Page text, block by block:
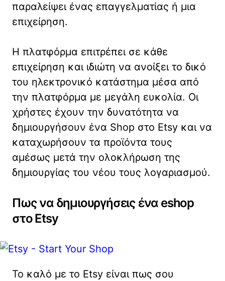
παραλείψει ένας επαγγελματίας ή μια
επιχείρηση.
Η πλατφόρμα επιτρέπει σε κάθε
επιχείρηση και ιδιώτη να ανοίξει το δικό
του ηλεκτρονικό κατάστημα μέσα από
την πλατφόρμα με μεγάλη ευκολία. Οι
χρήστες έχουν την δυνατότητα να
δημιουργήσουν ένα Shop στο Etsy και να
καταχωρήσουν τα προϊόντα τους
αμέσως μετά την ολοκλήρωση της
δημιουργίας του νέου τους λογαριασμού.
Πως να δημιουργήσεις ένα eshop
στο Etsy
Το καλό με το Etsy είναι πως σου